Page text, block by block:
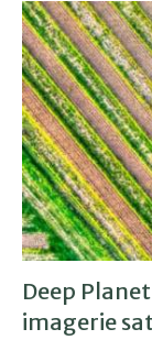
Deep
imagerie